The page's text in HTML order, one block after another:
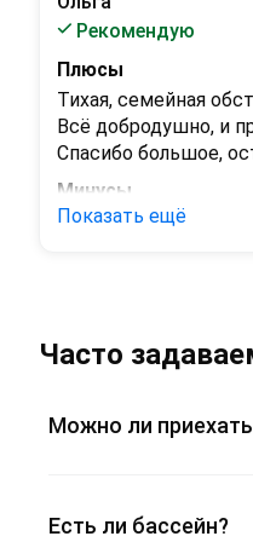
Рекомендую
Плюсы
Тихая, семейная
Всё добродушно, и
Спасибо большое,
Минусы
Минусов нет)))
Показать ещё
Часто
Можно ли
Есть ли бассейн?